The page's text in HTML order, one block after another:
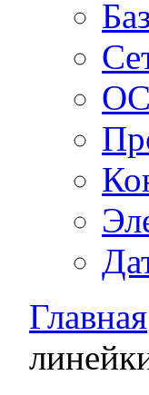
ОС
Главная